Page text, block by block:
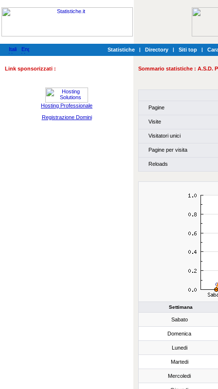
Statistiche | Directory | Siti top |
Link sponsorizzati :
Hosting Professionale
Registrazione Domini
Sommario statistiche : A.S.D.
Pagine
Visite
Visitatori unici
Pagine per visita
Reloads
Settimana
Sabato
Domenica
Lunedi
Martedi
Mercoledi